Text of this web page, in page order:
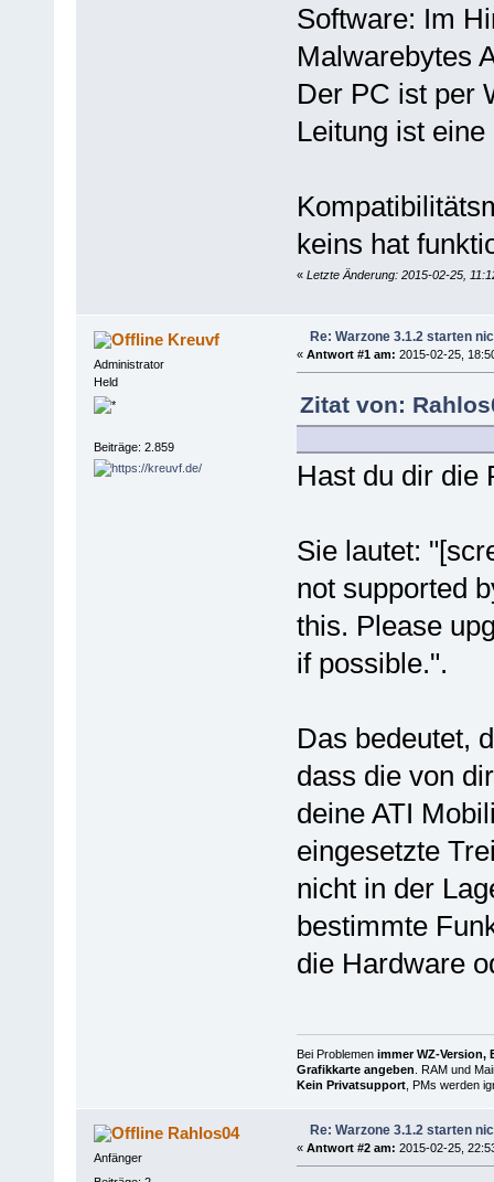
Software: Im
Malwarebytes
Der PC ist per
Leitung ist eine
keins hat
« Letzte Änderung: 2015-02-25,
Kreuvf
Administrator
Held
Beiträge: 2.859
Re: Warzone 3.1.2 starten
« Antwort #1 am: 2015-02-25,
Zitat von:
Hast du dir die
Sie lautet:
not supported
this. Please
if possible.".
Das bedeutet,
dass die von
deine ATI
eingesetzte
nicht in der
bestimmte
die Hardware
Bei Problemen immer WZ-Version,
Grafikkarte angeben. RAM und
Kein Privatsupport, PMs werden
Rahlos04
Anfänger
Re: Warzone 3.1.2 starten
« Antwort #2 am: 2015-02-25,